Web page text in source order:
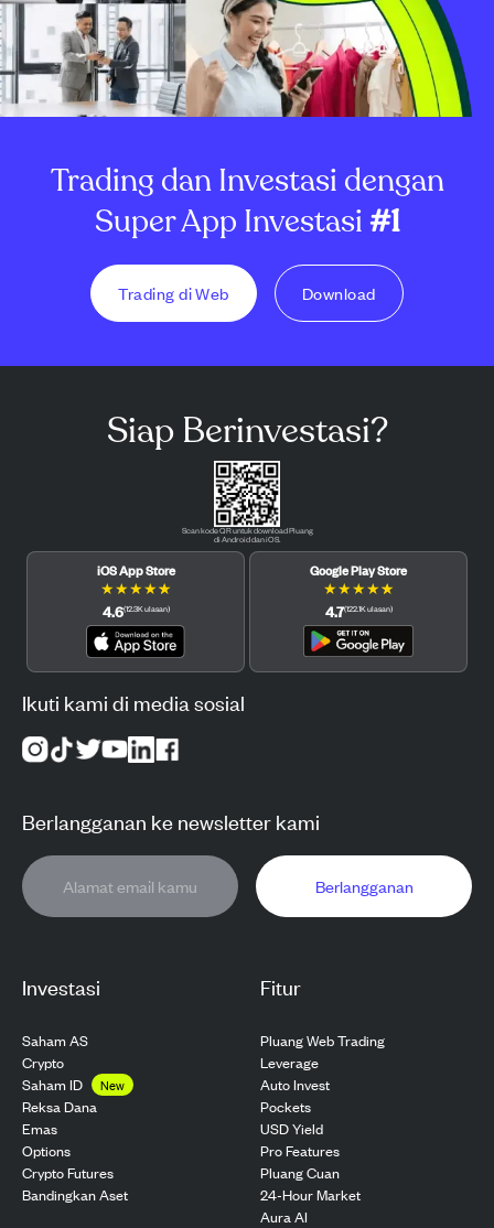
Trading dan Investasi dengan
Super App Investasi#1
Trading di Web Download
Investasi
Saham AS
Crypto
Saham ID
New
Reksa Dana
Emas
Options
Crypto Futures
Bandingkan Aset
Fitur
Pluang Web Trading
Leverage
Auto Invest
Pockets
USD Yield
Pro Features
Pluang Cuan
24-Hour Market
Aura AI
Siap Berinvestasi?
Scan kode QR untuk download Pluang
di Android dan iOS.
iOS App Store
★★★★★
4.6(12.3Kulasan)
Google Play Store
★★★★★
4.7(122.1Kulasan)
Ikuti kami di media sosial
Berlangganan ke newsletter kami
Berlangganan